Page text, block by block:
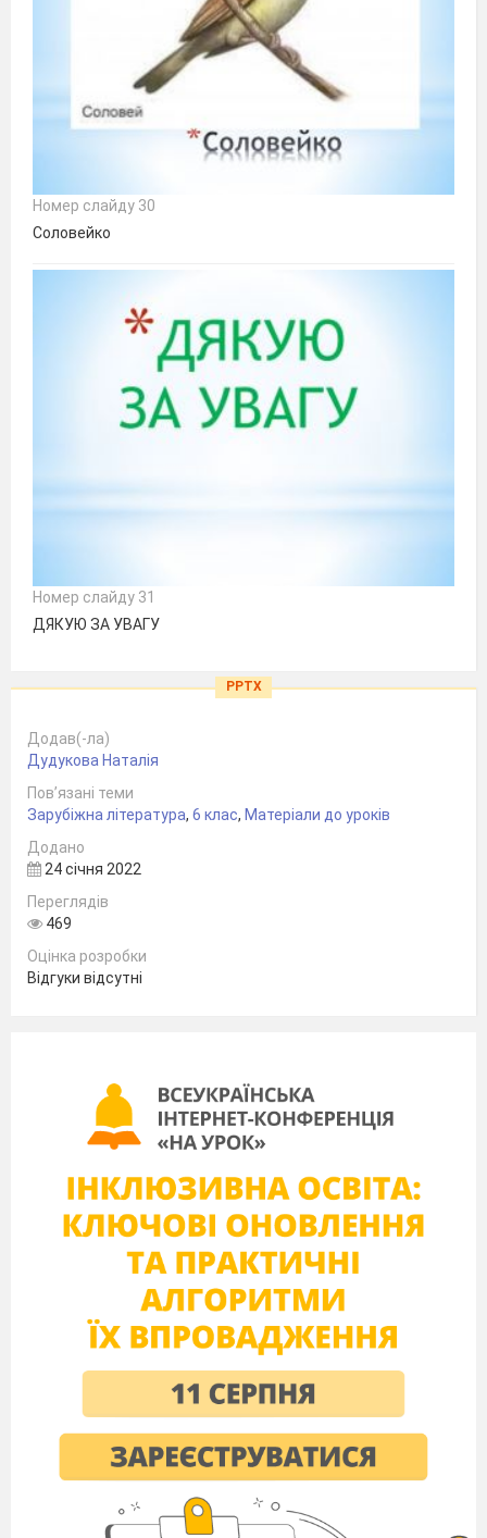
Номер слайду 30
Соловейко
Номер слайду 31
ДЯКУЮ ЗА УВАГУ
PPTX
Додав(-ла)
Дудукова Наталія
Пов’язані теми
Зарубіжна література, 6 клас, Матеріали до уроків
Додано
24 січня 2022
Переглядів
469
Оцінка розробки
Відгуки відсутні